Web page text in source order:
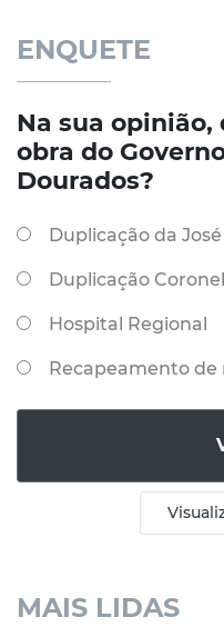
ENQUETE
Na sua
obra do
Dourados?
Duplicação da
Duplicação
Hospital Regional
Recapeamento de
MAIS LIDAS